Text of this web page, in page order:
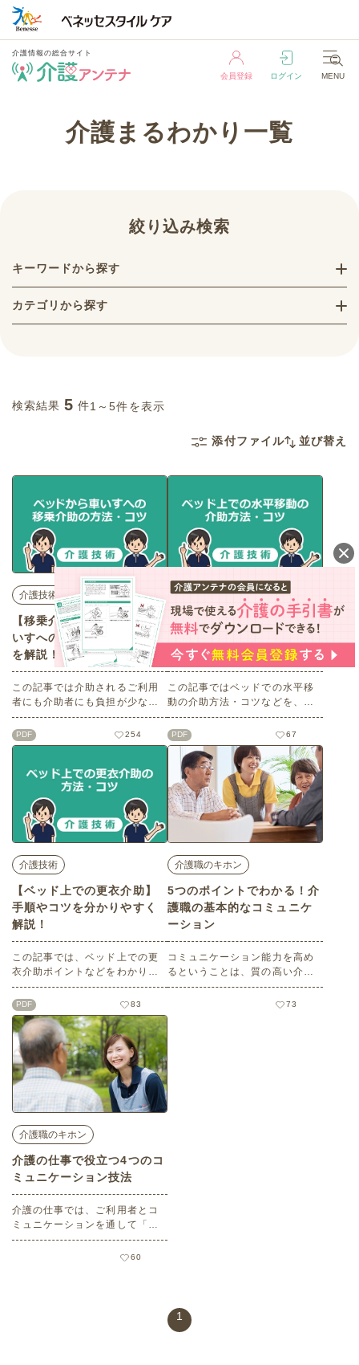
介護情報の総合サイト
会員登録 ログイン MENU
会員登録 ログイン
介護まるわかり一覧
絞り込み検索
キーワードから探す
カテゴリから探す
検索結果 5 件1～5件を表示
添付ファイル 並び替え
介護技術
【移乗介助】ベッドから車
いすへの移乗の手順・コツ
を解説！
この記事では介助されるご利用
者にも介助者にも負担が少なく
安全なベッドから車いすへの移
乗介助の方法を解説します。こ
こでは、『麻痺や痛みはない
しい方で、体重がかかれば足に
力が入り座位も可能で、コミュ
ニケーションも可能』という方
をモデルに解説します。※記事
の内容は2021年3月時点の情報
をもとに作成しています。
PDF 254
介護技術
【水平移動】ベッド上での
上方移動の介助の手順・コ
ツを分かりやすく解説！
この記事ではベッドでの水平移
動の介助方法・コツなどを、
『麻痺や痛みはないが、自分か
ら進んで動く事は難しい方で、
コミュニケーションは可能』と
いうモデル設定でわかりやすく
解説します。※記事の内容は202
1年3月時点の情報をもとに作成
しています。
PDF 67
介護技術
【ベッド上での更衣介助】
手順やコツを分かりやすく
解説！
この記事では、ベッド上での更
衣介助ポイントなどをわかりや
すくご紹介します。ここでは、
『ご自分から動く事は難しい
が、麻痺・痛みはなく、コミュ
ニケーション可能な方』をモデ
ルに解説します。 ※記事の内容
は2021年3月時点の情報をもと
に作成しています。
PDF 83
介護職のキホン
5つのポイントでわかる！介
護職の基本的なコミュニケ
ーション
コミュニケーション能力を高め
るということは、質の高い介護
を提供する上でとても重要なこ
とです。この記事では介護職の
73
介護職のキホン
介護の仕事で役立つ4つのコ
ミュニケーション技法
介護の仕事では、ご利用者とコ
ミュニケーションを通して「ご
利用者の状態を把握すること」
「信頼関係を築くこと」がとて
60
1